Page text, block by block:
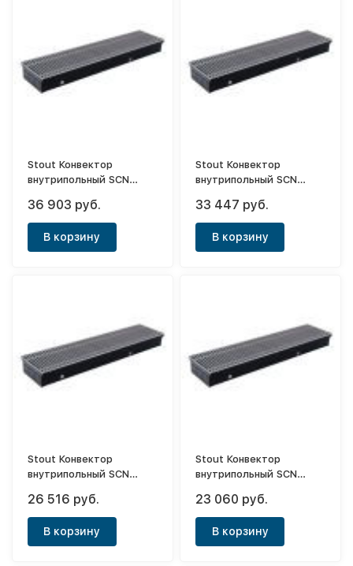
Stout Конвектор
внутрипольный SCN
естественной
конвекцией)
36 903 руб.
В корзину
Stout Конвектор
внутрипольный SCN
естественной
конвекцией)
33 447 руб.
В корзину
Stout Конвектор
внутрипольный SCN
естественной
конвекцией)
26 516 руб.
В корзину
Stout Конвектор
внутрипольный SCN
естественной
конвекцией)
23 060 руб.
В корзину